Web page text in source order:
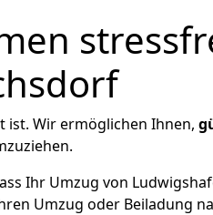
ist. Wir ermöglichen Ihnen,
Ihr Umzug von
Umzug oder Beiladung